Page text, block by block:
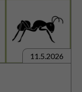
11.5.2026